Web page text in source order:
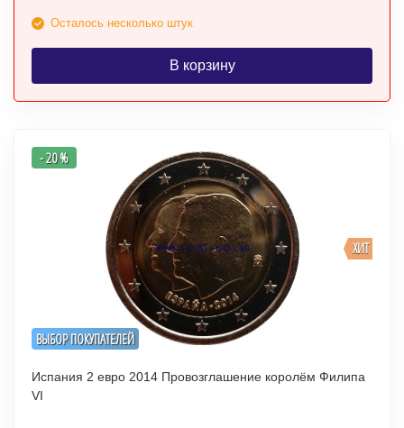
Осталось несколько штук
В корзину
ВЫБОР ПОКУПАТЕЛЕЙ
ХИТ
- 20 %
Испания 2 евро 2014 Провозглашение королём Филипа
VI